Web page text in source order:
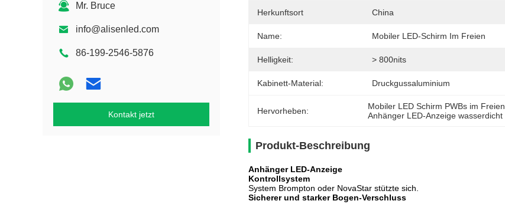
Mr. Bruce
info@alisenled.com
86-199-2546-5876
Kontakt jetzt
Herkunftsort China
Name: Mobiler LED-Schirm Im Freien
Helligkeit: > 800nits
Kabinett-Material: Druckgussaluminium
Hervorheben: Mobiler LED Schirm PWBs im Freien
Anhänger LED-Anzeige wasserdicht
Produkt-Beschreibung
Anhänger LED-Anzeige
Kontrollsystem
System Brompton oder NovaStar stützte sich.
Sicherer und starker Bogen-Verschluss